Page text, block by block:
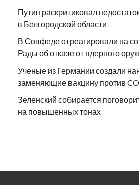
Путин раскритиковал
в Белгородской области
В Совфеде отреагировали на
Рады об отказе от ядерного
Ученые из Германии создали
заменяющие вакцину против
Зеленский собирается
на повышенных тонах